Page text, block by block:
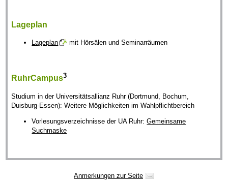
Lageplan
Lageplan mit Hörsälen und Seminarräumen
RuhrCampus3
Studium in der Universitätsallianz Ruhr (Dortmund, Bochum,
Duisburg-Essen): Weitere Möglichkeiten im Wahlpflichtbereich
Vorlesungsverzeichnisse der UA Ruhr:Gemeinsame
Suchmaske
Anmerkungen zur Seite